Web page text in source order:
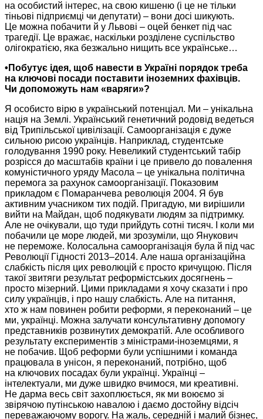
на особистий інтерес, на свою кишеню (і це не тільки
тіньові підприємці чи депутати) – вони досі шикують.
Це можна побачити й у Львові – оцей бенкет під час
трагедії. Це вражає, наскільки розділене суспільство
олігократією, яка безжально нищить все українське…
•Побутує ідея, щоб навести в Україні порядок треба
на ключові посади поставити іноземних фахівців.
Чи допоможуть нам «варяги»?
Я особисто вірю в український потенціал. Ми – унікальна
нація на Землі. Український генетичний родовід ведеться
від Трипільської цивілізації. Самоорганізація є дуже
сильною рисою українців. Наприклад, студентське
голодування 1990 року. Невеликий студентський табір
розрісся до масштабів країни і це привело до повалення
комуністичного уряду Масола – це унікальна політична
перемога за рахунок самоорганізації. Показовим
прикладом є Помаранчева революція 2004. Я був
активним учасником тих подій. Пригадую, ми вирішили
вийти на Майдан, щоб подякувати людям за підтримку.
Але не очікували, що туди прийдуть сотні тисяч. І коли ми
побачили це море людей, ми зрозуміли, що Янукович
не переможе. Колосальна самоорганізація була й під час
Революції Гідності 2013–2014. Але наша організаційна
слабкість після цих революцій є просто кричущою. Після
такої звитяги результат реформістських досягнень –
просто мізерний. Цими прикладами я хочу сказати і про
силу українців, і про нашу слабкість. Але на питання,
хто ж нам повинен робити реформи, я переконаний – це
ми, українці. Можна залучати консультативну допомогу
представників розвинутих демократій. Але особливого
результату експериментів з міністрами-іноземцями, я
не побачив. Щоб реформи були успішними і команда
працювала в унісон, я переконаний, потрібно, щоб
на ключових посадах були українці. Українці –
інтелектуали, ми дуже швидко вчимося, ми креативні.
Не дарма весь світ захоплюється, як ми воюємо зі
звірячою путінською навалою і даємо достойну відсіч
переважаючому ворогу. На жаль, середній і малий бізнес,